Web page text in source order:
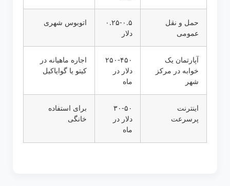
حمل و نقل
عمومی
۰.۲۵-۰.۵
دلار
اتوبوس شهری
آپارتمان یک
خوابه در مرکز
شهر
۲۵۰-۴۵۰
دلار در
ماه
اجاره ماهیانه در
کیتو یا گوایاکیل
اینترنت
پرسرعت
۳۰-۵۰
دلار در
ماه
برای استفاده
خانگی